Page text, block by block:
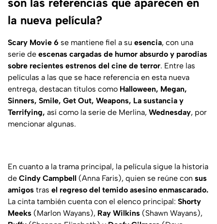
la nueva película?
Scary Movie 6 se mantiene fiel a su esencia, con una
serie de escenas cargadas de humor absurdo y parodias
sobre recientes estrenos del cine de terror. Entre las
películas a las que se hace referencia en esta nueva
entrega, destacan títulos como Halloween, Megan,
Sinners, Smile, Get Out, Weapons, La sustancia y
Terrifying, así como la serie de Merlina, Wednesday, por
mencionar algunas.
En cuanto a la trama principal, la película sigue la historia
de Cindy Campbell (Anna Faris), quien se reúne con sus
amigos tras el regreso del temido asesino enmascarado.
La cinta también cuenta con el elenco principal: Shorty
Meeks (Marlon Wayans), Ray Wilkins (Shawn Wayans),